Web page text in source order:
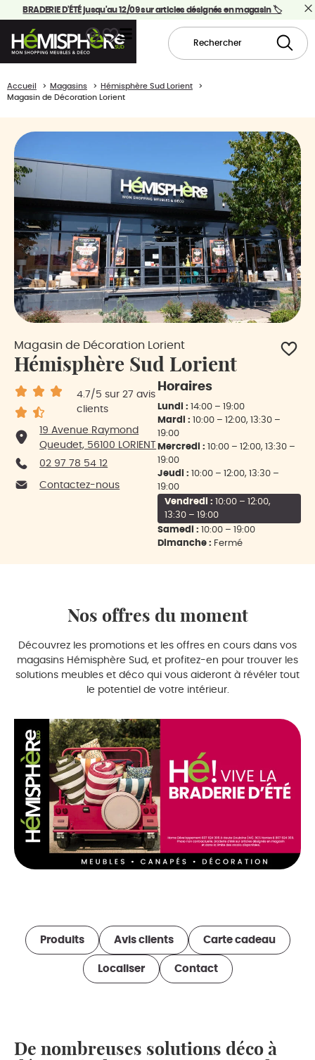
BRADERIE D'ÉTÉ jusqu'au 12/09 sur articles désignés en magasin 🏷️
Accueil Magasins
Hémisphère Sud Lorient
Magasin de Décoration Lorient
Magasin de Décoration Lorient
Hémisphère Sud Lorient
4.7/5 sur 27 avis
clients
19 Avenue Raymond
Queudet, 56100 LORIENT
02 97 78 54 12
Contactez-nous
Horaires
Lundi : 14:00 – 19:00
Mardi : 10:00 – 12:00, 13:30 –
19:00
Mercredi : 10:00 – 12:00, 13:30 –
19:00
Jeudi : 10:00 – 12:00, 13:30 –
19:00
Vendredi : 10:00 – 12:00,
13:30 – 19:00
Samedi : 10:00 – 19:00
Dimanche : Fermé
Nos offres du moment
Découvrez les promotions et les offres en cours dans vos
magasins Hémisphère Sud, et profitez-en pour trouver les
solutions meubles et déco qui vous aideront à révéler tout
le potentiel de votre intérieur.
Produits Avis clients Carte cadeau
Localiser Contact
De nombreuses solutions déco à